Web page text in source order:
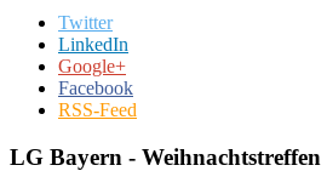
Twitter
LinkedIn
Google+
Facebook
RSS-Feed
LG Bayern - Weihnachtstreffen